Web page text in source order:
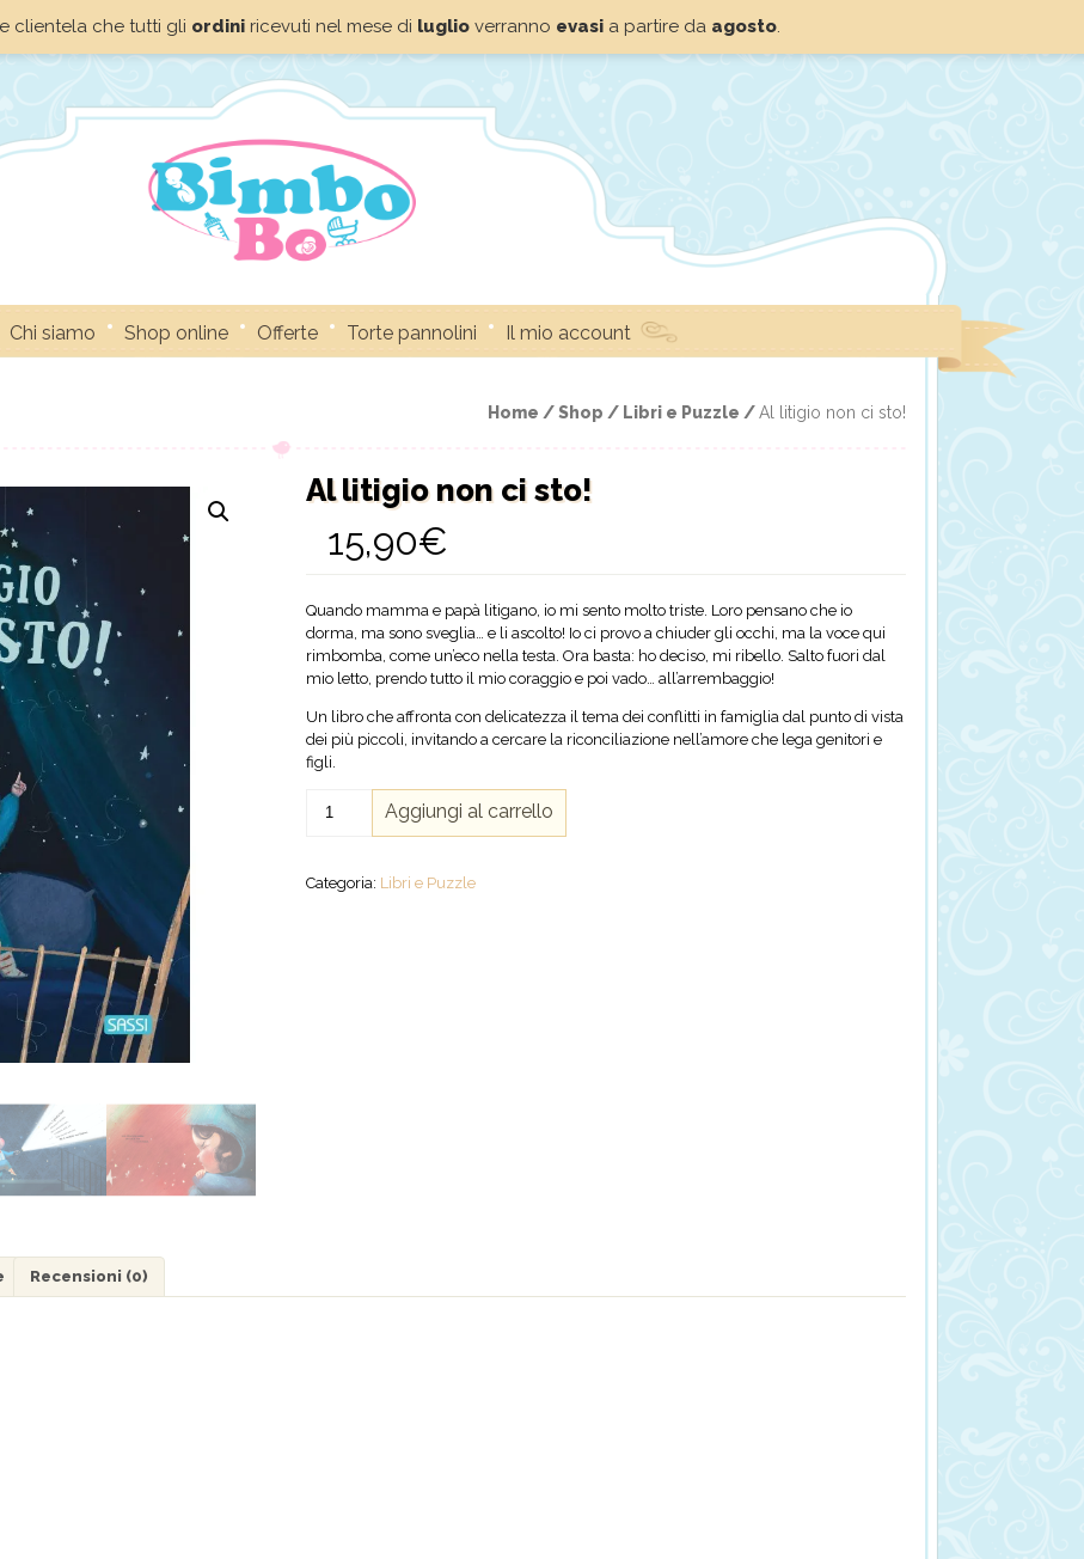
clientela che tutti gli ordiniricevuti nel mese di luglioverranno evasia partire da agosto.
Chi siamo Shop online Offerte Torte pannolini Il mio account
Home /Shop / Libri e Puzzle /Al litigio non ci sto!
Al litigio non ci sto!
15,90€
Quando mamma e papà litigano, io mi sento molto triste. Loro pensano che io
dorma, ma sono sveglia… e li ascolto! Io ci provo a chiuder gli occhi, ma la voce qui
rimbomba, come un’eco nella testa. Ora basta: ho deciso, mi ribello. Salto fuori dal
mio letto, prendo tutto il mio coraggio e poi vado… all’arrembaggio!
Un libro che affronta con delicatezza il tema dei conflitti in famiglia dal punto di vista
dei più piccoli, invitando a cercare la riconciliazione nell’amore che lega genitori e
figli.
litigio
sto!
Aggiungi al carrello
Categoria: Libri e Puzzle
Recensioni (0)